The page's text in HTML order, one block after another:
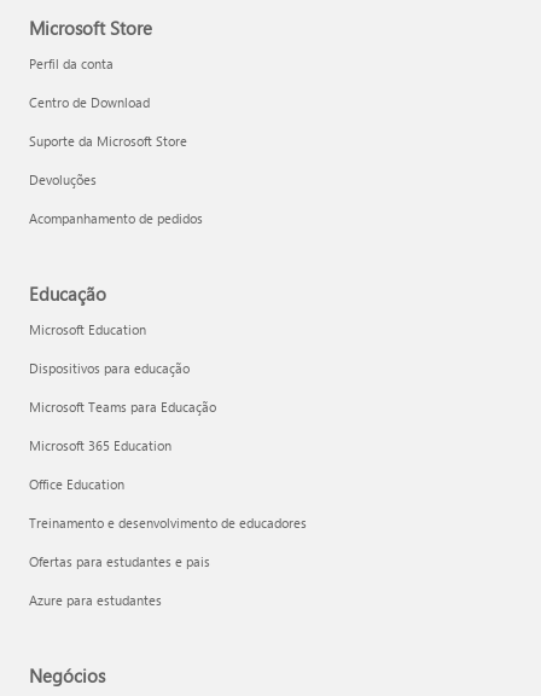
Microsoft Store
Perfil da conta
Centro de Download
Suporte da Microsoft Store
Devoluções
Acompanhamento de pedidos
Educação
Microsoft Education
Dispositivos para educação
Microsoft Teams para Educação
Microsoft 365 Education
Office Education
Treinamento e desenvolvimento de educadores
Ofertas para estudantes e pais
Azure para estudantes
Negócios